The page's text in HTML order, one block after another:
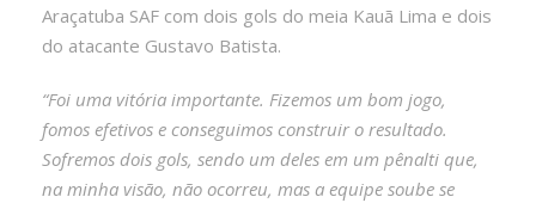
Araçatuba SAF com dois gols do meia Kauã Lima e dois
do atacante Gustavo Batista.
“Foi uma vitória importante. Fizemos um bom jogo,
fomos efetivos e conseguimos construir o resultado.
Sofremos dois gols, sendo um deles em um pênalti que,
na minha visão, não ocorreu, mas a equipe soube se